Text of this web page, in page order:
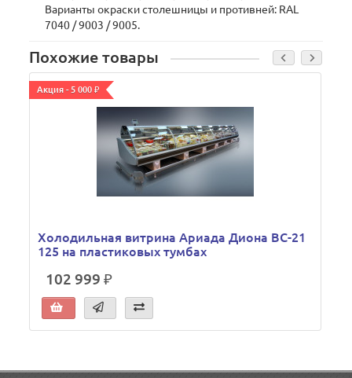
Варианты окраски столешницы и противней: RAL
7040 / 9003 / 9005.
Похожие товары
Акция - 5 000 ₽
Холодильная витрина Ариада Диона ВС-21
125 на пластиковых тумбах
102 999 ₽